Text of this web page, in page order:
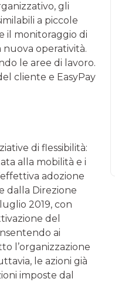
gli
a piccole
il monitoraggio di
operatività.
le aree di lavoro.
cliente e EasyPay
di flessibilità:
alla mobilità e i
adozione
dalla Direzione
2019, con
del
ai
l’organizzazione
le azioni già
imposte dal